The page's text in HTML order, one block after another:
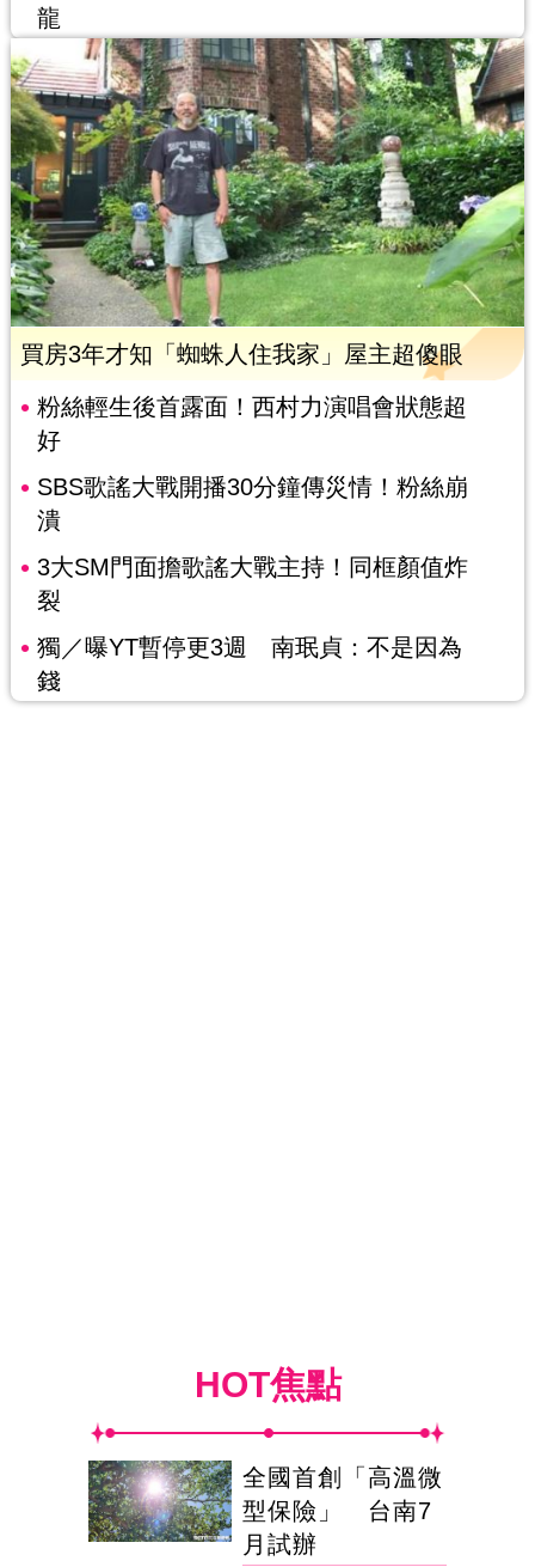
龍
買房3年才知「蜘蛛人住我家」屋主超傻眼
粉絲輕生後首露面！西村力演唱會狀態超
好
SBS歌謠大戰開播30分鐘傳災情！粉絲崩
潰
3大SM門面擔歌謠大戰主持！同框顏值炸
裂
獨／曝YT暫停更3週 南珉貞：不是因為
錢
HOT焦點
全國首創「高溫微
型保險」 台南7
月試辦